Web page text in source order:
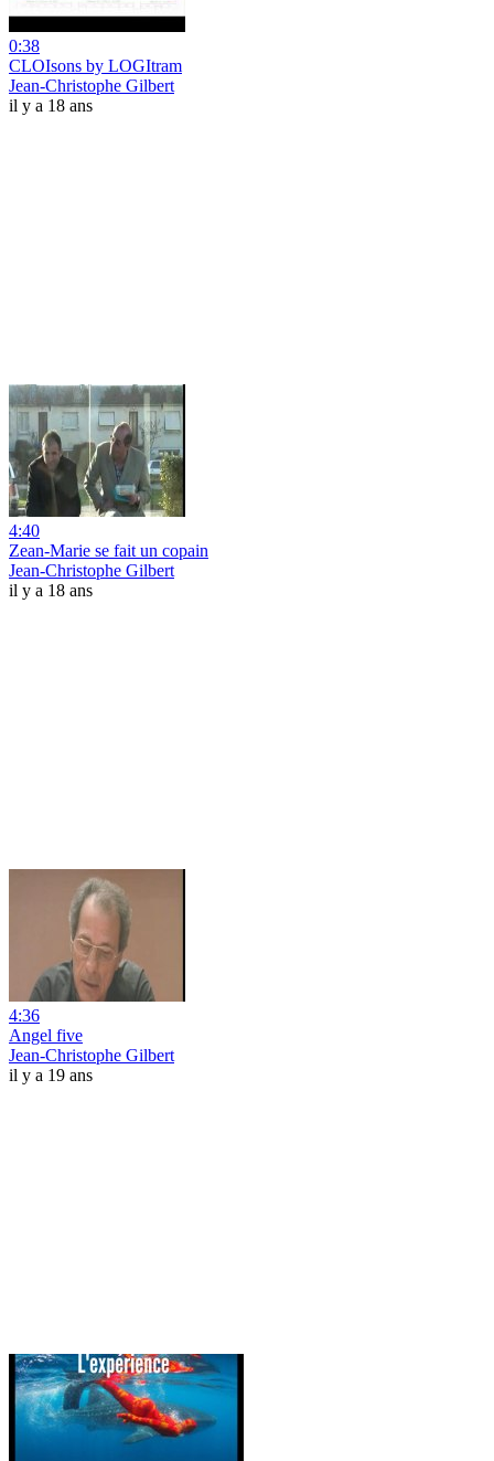
0:38
CLOIsons by LOGItram
Jean-Christophe Gilbert
il y a 18 ans
4:40
Zean-Marie se fait un copain
Jean-Christophe Gilbert
il y a 18 ans
4:36
Angel five
Jean-Christophe Gilbert
il y a 19 ans